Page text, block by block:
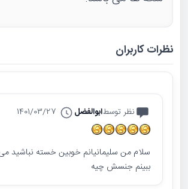
نظرات کاربران
نظر توسطابوالفضل 1401/03/27
سلام من سلیمانیانم خوبین خسته نباشید
ببینم جنسش چیه